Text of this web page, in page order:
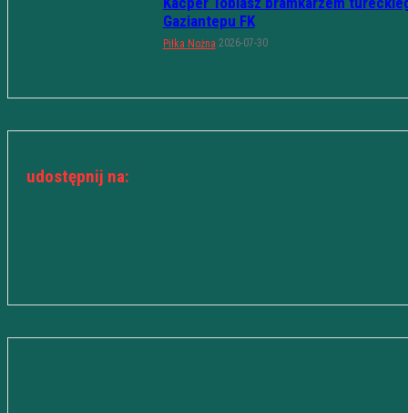
Gaziantepu FK
Piłka Nożna 2026-07-30
udostępnij na: